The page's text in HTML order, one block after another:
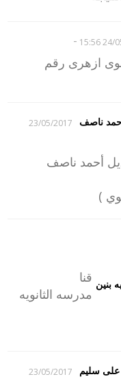
24/05/
-
ازهرى رقم
ناصف
23/05/2017
أحمد ناصف
قنا
مدرسه الثانويه
سليم
23/05/2017